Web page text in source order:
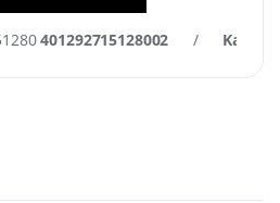
401292715128002 /